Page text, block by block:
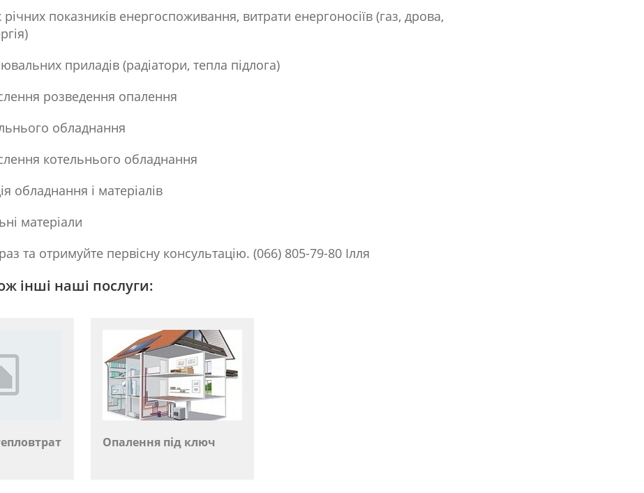
показників енергоспоживання, витрати енергоносіїв (газ, дрова,
приладів (радіатори, тепла підлога)
розведення опалення
обладнання
котельнього обладнання
обладнання і матеріалів
матеріали
та отримуйте первісну консультацію. (066) 805-79-80 Ілля
інші наші послуги:
Опалення під ключ